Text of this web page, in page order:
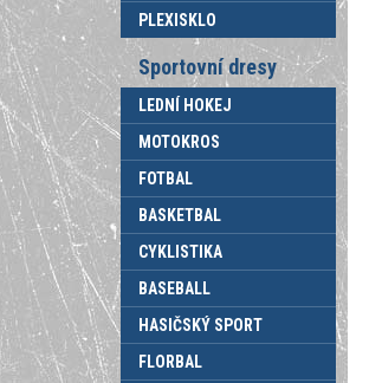
PLEXISKLO
Sportovní dresy
LEDNÍ HOKEJ
MOTOKROS
FOTBAL
BASKETBAL
CYKLISTIKA
BASEBALL
HASIČSKÝ SPORT
FLORBAL